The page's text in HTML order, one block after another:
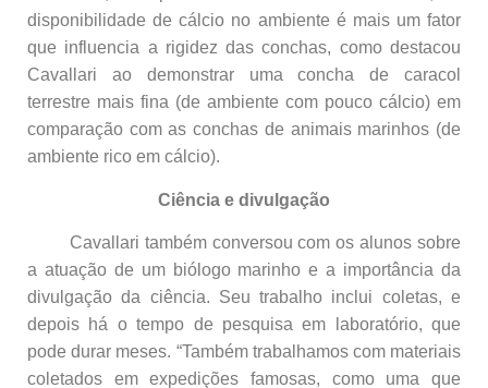
disponibilidade de cálcio no ambiente é mais um fator
que influencia a rigidez das conchas, como destacou
Cavallari ao demonstrar uma concha de caracol
terrestre mais fina (de ambiente com pouco cálcio) em
comparação com as conchas de animais marinhos (de
ambiente rico em cálcio).
Ciência e divulgação
Cavallari também conversou com os alunos sobre
a atuação de um biólogo marinho e a importância da
divulgação da ciência. Seu trabalho inclui coletas, e
depois há o tempo de pesquisa em laboratório, que
pode durar meses. “Também trabalhamos com materiais
coletados em expedições famosas, como uma que